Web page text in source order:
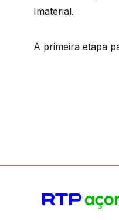
Imaterial.
A primeira etapa